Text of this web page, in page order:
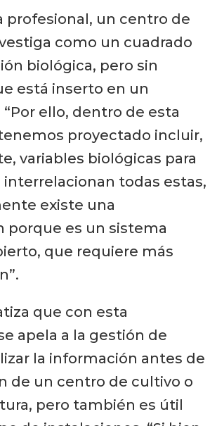
profesional, un centro de
como un cuadrado
biológica, pero sin
está inserto en un
ello, dentro de esta
proyectado incluir,
variables biológicas para
interrelacionan todas estas,
existe una
porque es un sistema
que requiere más
que con esta
apela a la gestión de
la información antes de
de un centro de cultivo o
pero también es útil